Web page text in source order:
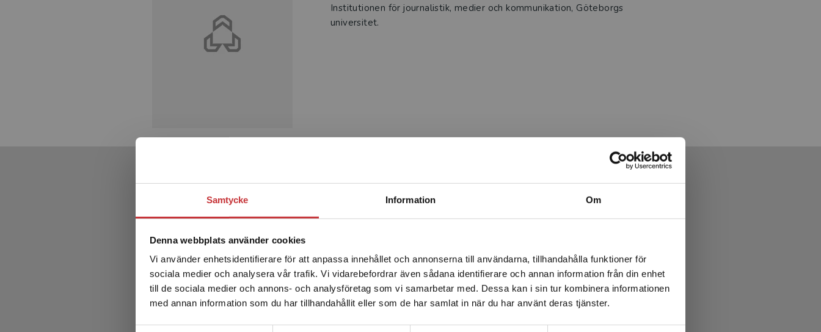
Samtycke Information Om
Denna webbplats använder cookies
Vi använder enhetsidentifierare för att anpassa innehållet och annonserna till användarna, tillhandahålla funktioner för
sociala medier och analysera vår trafik. Vi vidarebefordrar även sådana identifierare och annan information från din enhet
till de sociala medier och annons- och analysföretag som vi samarbetar med. Dessa kan i sin tur kombinera informationen
med annan information som du har tillhandahållit eller som de har samlat in när du har använt deras tjänster.
Begränsad fraktregion
Det verkar som att du besöker studentlitteratur.se via en
enhet utanför Sverige. Vi erbjuder inte leveranser utanför
Sverige. För att kunna slutföra ett köp måste
leveransadressen vara i Sverige.Läs mer
Institutionen för journalistik, medier och kommunikation, Göteborgs
universitet.
Produkter